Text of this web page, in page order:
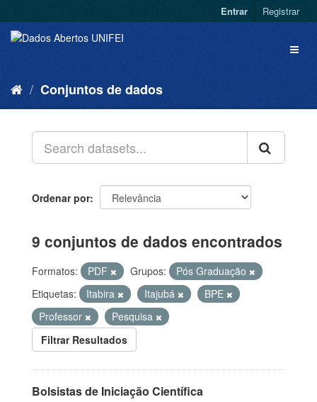
Entrar Registrar
Conjuntos de dados
Ordenar por
9 conjuntos de dados encontrados
Formatos: PDF Grupos:
Pós Graduação
Etiquetas:
Itabira Itajubá
BPE
Professor
Pesquisa
Filtrar Resultados
Bolsistas de Iniciação Científica